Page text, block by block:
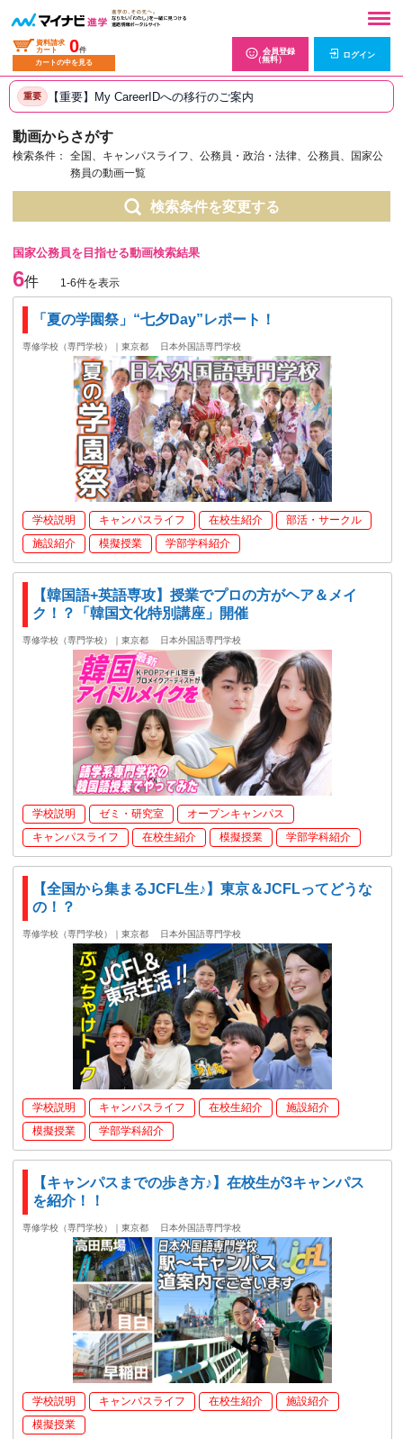
資料請求
カート
0件
カートの中を見る
会員登録
（無料）
ログイン
重要 【重要】My CareerIDへの移行のご案内
動画からさがす
検索条件：
全国、キャンパスライフ、公務員・政治・法律、公務員、国家公
務員の動画一覧
検索条件を変更する
国家公務員を目指せる動画検索結果
6件 1-6件を表示
「夏の学園祭」“七夕Day”レポート！
専修学校（専門学校）｜東京都 日本外国語専門学校
学校説明 キャンパスライフ 在校生紹介
部活・サークル
施設紹介
模擬授業 学部学科紹介
【韓国語+英語専攻】授業でプロの方がヘア＆メイ
ク！？「韓国文化特別講座」開催
専修学校（専門学校）｜東京都 日本外国語専門学校
学校説明 ゼミ・研究室
オープンキャンパス
キャンパスライフ
在校生紹介 模擬授業 学部学科紹介
【全国から集まるJCFL生♪】東京＆JCFLってどうな
の！？
専修学校（専門学校）｜東京都 日本外国語専門学校
学校説明 キャンパスライフ 在校生紹介
施設紹介
模擬授業
学部学科紹介
【キャンパスまでの歩き方♪】在校生が3キャンパス
を紹介！！
専修学校（専門学校）｜東京都 日本外国語専門学校
学校説明 キャンパスライフ 在校生紹介
施設紹介
模擬授業